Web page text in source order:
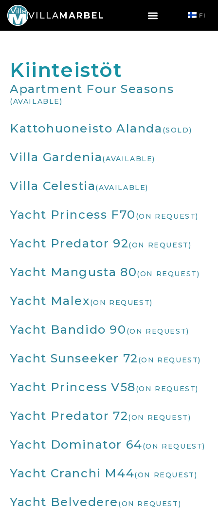
VILLAMARBEL FI
Kiinteistöt
Apartment Four Seasons
(AVAILABLE)
Kattohuoneisto Alanda (SOLD)
Villa Gardenia (AVAILABLE)
Villa Celestia (AVAILABLE)
Yacht Princess F70 (ON REQUEST)
Yacht Predator 92(ON REQUEST)
Yacht Mangusta 80(ON REQUEST)
Yacht Malex(ON REQUEST)
Yacht Bandido 90 (ON REQUEST)
Yacht Sunseeker 72 (ON REQUEST)
Yacht Princess V58(ON REQUEST)
Yacht Predator 72(ON REQUEST)
Yacht Dominator 64(ON REQUEST)
Yacht Cranchi M44(ON REQUEST)
Yacht Belvedere (ON REQUEST)